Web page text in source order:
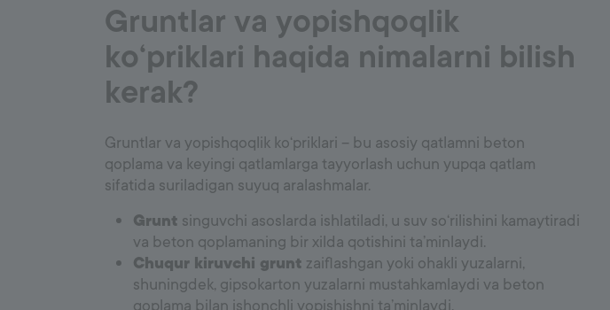
Gruntlar va yopishqoqlik
ko‘priklari haqida nimalarni bilish
kerak?
Gruntlar va yopishqoqlik ko‘priklari – bu asosiy qatlamni beton
qoplama va keyingi qatlamlarga tayyorlash uchun yupqa qatlam
sifatida suriladigan suyuq aralashmalar.
Grunt singuvchi asoslarda ishlatiladi, u suv so‘rilishini kamaytiradi
va beton qoplamaning bir xilda qotishini ta’minlaydi.
Chuqur kiruvchi grunt zaiflashgan yoki ohakli yuzalarni,
shuningdek, gipsokarton yuzalarni mustahkamlaydi va beton
qoplama bilan ishonchli yopishishni ta’minlaydi.